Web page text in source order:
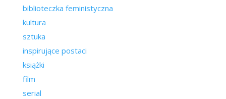
biblioteczka feministyczna
kultura
sztuka
inspirujące postaci
książki
film
serial